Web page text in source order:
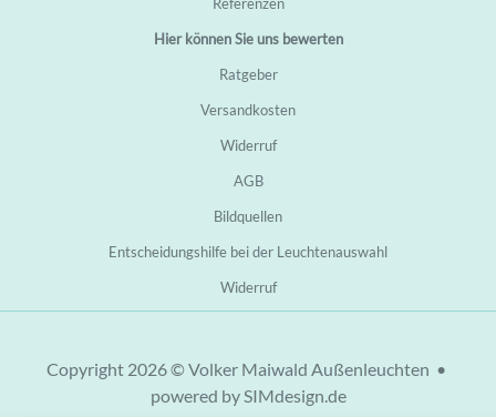
Referenzen
Hier können Sie uns bewerten
Ratgeber
Versandkosten
Widerruf
AGB
Bildquellen
Entscheidungshilfe bei der Leuchtenauswahl
Widerruf
Copyright 2026 © Volker Maiwald Außenleuchten •
powered by SIMdesign.de